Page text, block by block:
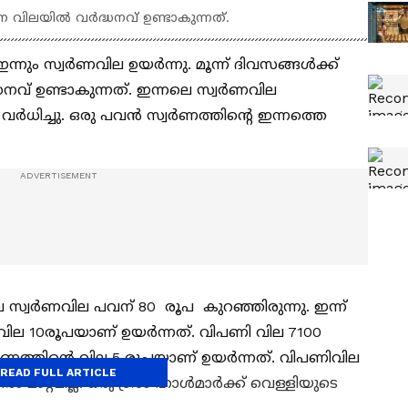
വർദ്ധനവ് ഉണ്ടാകുന്നത്.
സ്വർണവില ഉയർന്നു. മൂന്ന് ദിവസങ്ങൾക്ക്
ഉണ്ടാകുന്നത്. ഇന്നലെ സ്വർണവില
ഒരു പവൻ സ്വർണത്തിന്റെ ഇന്നത്തെ
സ്വർണവില പവന് 80 രൂപ കുറഞ്ഞിരുന്നു. ഇന്ന്
10രൂപയാണ് ഉയർന്നത്. വിപണി വില 7100
വില 5 രൂപയാണ് ഉയർന്നത്. വിപണിവില
ഒരു ഗ്രാം ഹാൾമാർക്ക് വെള്ളിയുടെ
READ FULL ARTICLE